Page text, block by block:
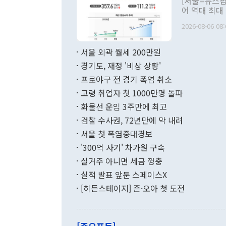
관 부처 장
관의 무리한
다. [정동영 통일부 장관이 지난달 23일 오후 서울 종로구 정부서울청사에
무너졌다고
함께 4자 대
"우리의 선
관은 업무
어 역대 최
료=한국은행] 한국은행이 6일 발표한 '2026년 6월 국제수지(잠정)'
며 월간 기
196.9% 급
수출은
기록했지만
로 전환됐다.
는 배당수입
2026-08-06
서울 외곽 월세 200만원
경기도, 재정 '비상 상황'
프로야구 전 경기 폭염 취소
고령 취업자 첫 1000만명 돌파
화물선 운임 3주만에 최고
검찰 수사권, 72년만에 막 내려
서울 첫 폭염중대경보
'300억 사기' 차가원 구속
실거주 아니면 세금 껑충
실적 발표 앞둔 스페이스X
[히든스테이지] 즌·오아 첫 도전